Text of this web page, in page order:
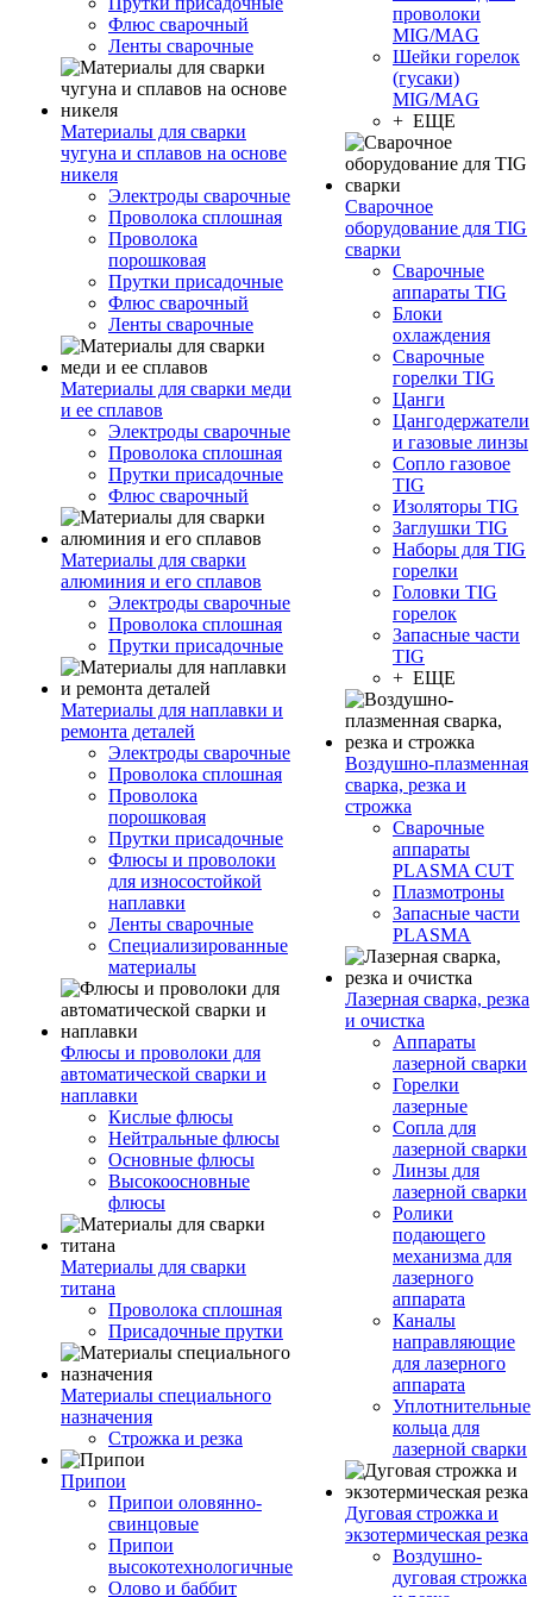
Флюс сварочный
Ленты сварочные
Материалы для сварки
чугуна и сплавов на основе
никеля
Электроды сварочные
Проволока сплошная
Проволока
порошковая
Прутки присадочные
Флюс сварочный
Ленты сварочные
Материалы для сварки меди
и ее сплавов
Электроды сварочные
Проволока сплошная
Прутки присадочные
Флюс сварочный
Материалы для сварки
алюминия и его сплавов
Электроды сварочные
Проволока сплошная
Прутки присадочные
Материалы для наплавки и
ремонта деталей
Электроды сварочные
Проволока сплошная
Проволока
порошковая
Прутки присадочные
Флюсы и проволоки
для износостойкой
наплавки
Ленты сварочные
Специализированные
материалы
Флюсы и проволоки для
автоматической сварки и
наплавки
Кислые флюсы
Нейтральные флюсы
Основные флюсы
Высокоосновные
флюсы
Материалы для сварки
титана
Проволока сплошная
Присадочные прутки
Материалы специального
назначения
Строжка и резка
Припои
Припои оловянно-
свинцовые
Припои
высокотехнологичные
Олово и баббит
проволоки
MIG/MAG
Шейки горелок
(гусаки)
MIG/MAG
+ ЕЩЕ
Сварочное
оборудование для TIG
сварки
Сварочные
аппараты TIG
Блоки
охлаждения
Сварочные
горелки TIG
Цанги
Цангодержатели
и газовые линзы
Сопло газовое
TIG
Изоляторы TIG
Заглушки TIG
Наборы для TIG
горелки
Головки TIG
горелок
Запасные части
TIG
+ ЕЩЕ
Воздушно-плазменная
сварка, резка и
строжка
Сварочные
аппараты
PLASMA CUT
Плазмотроны
Запасные части
PLASMA
Лазерная сварка, резка
и очистка
Аппараты
лазерной сварки
Горелки
лазерные
Сопла для
лазерной сварки
Линзы для
лазерной сварки
Ролики
подающего
механизма для
лазерного
аппарата
Каналы
направляющие
для лазерного
аппарата
Уплотнительные
кольца для
лазерной сварки
Дуговая строжка и
экзотермическая резка
Воздушно-
дуговая строжка